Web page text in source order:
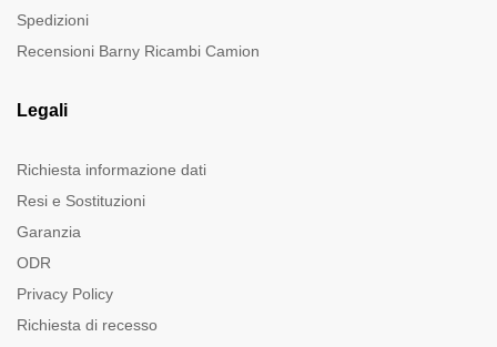
Spedizioni
Recensioni Barny Ricambi Camion
Legali
Richiesta informazione dati
Resi e Sostituzioni
Garanzia
ODR
Privacy Policy
Richiesta di recesso